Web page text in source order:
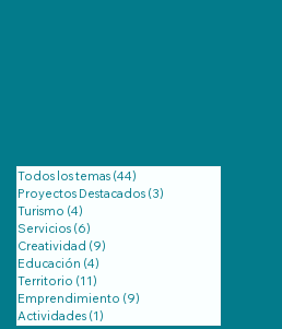
Todos los temas (44)
Proyectos Destacados (3)
Turismo (4)
Servicios (6)
Creatividad (9)
Educación (4)
Territorio (11)
Emprendimiento (9)
Actividades (1)